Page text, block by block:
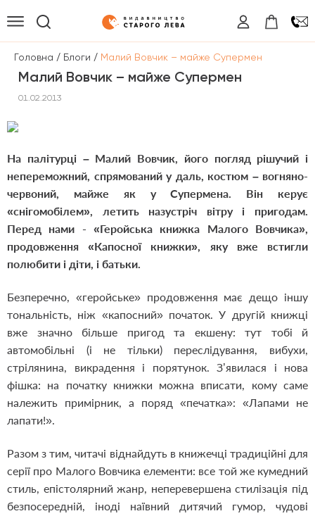
Головна / Блоги / Малий Вовчик – майже Супермен
Малий Вовчик – майже Супермен
01.02.2013
На палітурці – Малий Вовчик, його погляд рішучий і
непереможний, спрямований у даль, костюм – вогняно-
червоний, майже як у Супермена. Він керує
«снігомобілем», летить назустріч вітру і пригодам.
Перед нами - «Геройська книжка Малого Вовчика»,
продовження «Капосної книжки», яку вже встигли
полюбити і діти, і батьки.
Безперечно, «геройське» продовження має дещо іншу
тональність, ніж «капосний» початок. У другій книжці
вже значно більше пригод та екшену: тут тобі й
автомобільні (і не тільки) переслідування, вибухи,
стрілянина, викрадення і порятунок. З’явилася і нова
фішка: на початку книжки можна вписати, кому саме
належить примірник, а поряд «печатка»: «Лапами не
лапати!».
Разом з тим, читачі віднайдуть в книжечці традиційні для
серії про Малого Вовчика елементи: все той же кумедний
стиль, епістолярний жанр, неперевершена стилізація під
безпосередній, іноді наївний дитячий гумор, чудові